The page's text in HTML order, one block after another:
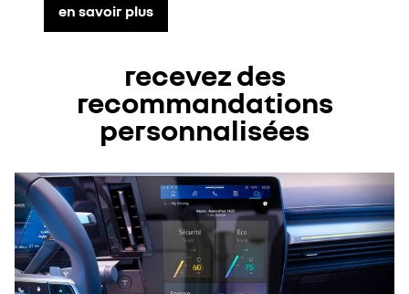
en savoir plus
recevez des
recommandations
personnalisées